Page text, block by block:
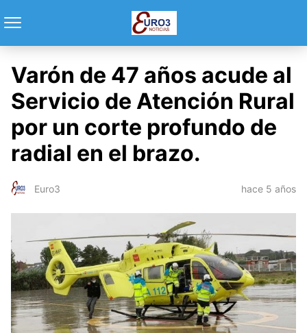
Varón de 47 años acude al
Servicio de Atención Rural
por un corte profundo de
radial en el brazo.
Euro3 hace 5 años